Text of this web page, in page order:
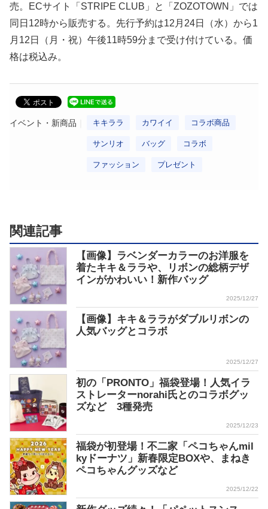
売。ECサイト「STRIPE CLUB」と「ZOZOTOWN」では
同日12時から販売する。先行予約は12月24日（水）から1
月12日（月・祝）午後11時59分まで受け付けている。価
格は税込み。
イベント・新商品 キキララ カワイイ コラボ商品
サンリオ バッグ コラボ
ファッション プレゼント
関連記事
【画像】ラベンダーカラーのお洋服を
着たキキ＆ララや、リボンの総柄デザ
インがかわいい！新作バッグ
2025/12/27
【画像】キキ＆ララがダブルリボンの
人気バッグとコラボ
2025/12/27
初の「PRONTO」福袋登場！人気イラ
ストレーターnorahi氏とのコラボグッ
ズなど 3種発売
2025/12/23
福袋が初登場！不二家「ペコちゃんmil
kyドーナツ」新春限定BOXや、まねき
ペコちゃんグッズなど
2025/12/22